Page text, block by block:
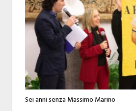
Sei anni senza Massimo Marino